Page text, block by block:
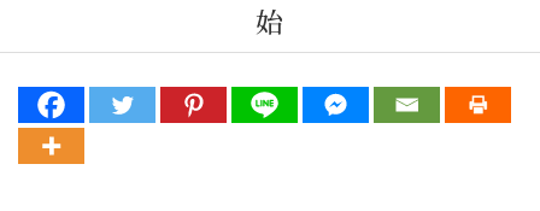
始